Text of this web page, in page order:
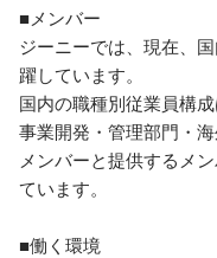
■メンバー
ジーニーでは、現在、
躍しています。
国内の職種別従業員構
事業開発・管理部門・
メンバーと提供するメ
ています。
■働く環境